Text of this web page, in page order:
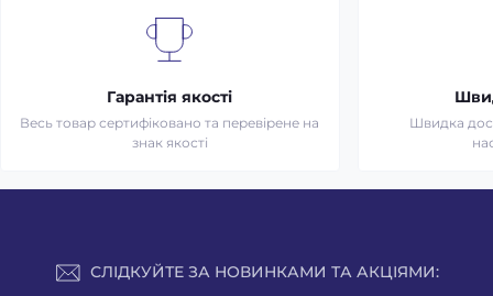
Гарантія якості
Весь товар сертифіковано та перевірене на
знак якості
Швидка
СЛІДКУЙТЕ ЗА НОВИНКАМИ ТА АКЦІЯМИ: